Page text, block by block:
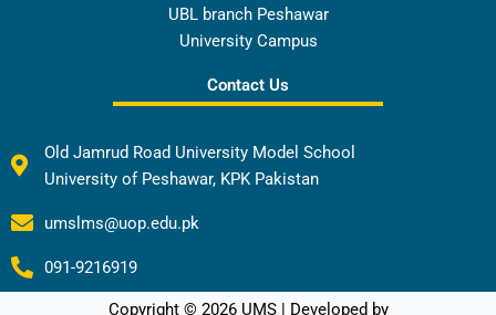
UBL branch Peshawar
University Campus
Contact Us
Old Jamrud Road University Model School
University of Peshawar, KPK Pakistan
umslms@uop.edu.pk
091-9216919
Copyright © 2026 UMS | Developed by